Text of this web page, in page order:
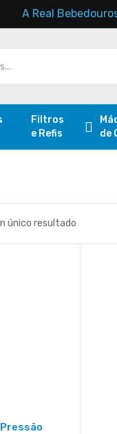
A Real
Filtros
e Refis
de
único resultado